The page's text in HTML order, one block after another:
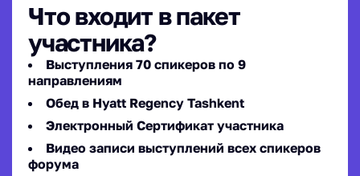
Что входит в пакет
участника?
Выступления 70 спикеров по 9
направлениям
Обед в Hyatt Regency Tashkent
Электронный Сертификат участника
Видео записи выступлений всех спикеров
форума